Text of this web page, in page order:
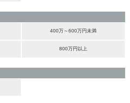
400万～600万円未満
800万円以上